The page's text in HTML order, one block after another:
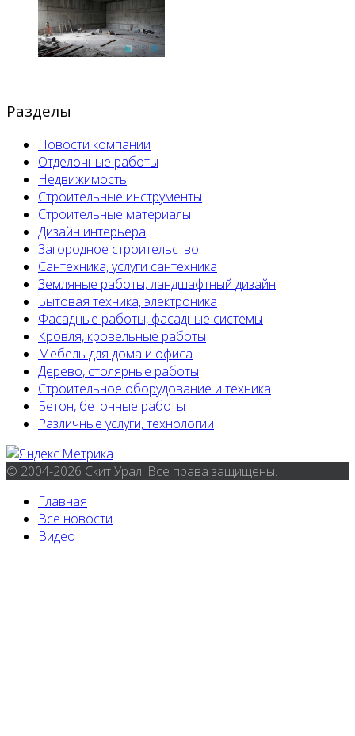
Разделы
Новости компании
Отделочные работы
Недвижимость
Строительные инструменты
Строительные материалы
Дизайн интерьера
Загородное строительство
Сантехника, услуги сантехника
Земляные работы, ландшафтный дизайн
Бытовая техника, электроника
Фасадные работы, фасадные системы
Кровля, кровельные работы
Мебель для дома и офиса
Дерево, столярные работы
Строительное оборудование и техника
Бетон, бетонные работы
Различные услуги, технологии
© 2004-2026 Скит Урал. Все права защищены.
Главная
Все новости
Видео